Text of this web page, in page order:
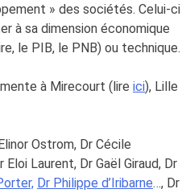
» des sociétés. Celui-ci
à sa dimension économique
le PIB, le PNB) ou technique.
à Mirecourt (lire ici), Lille
Ostrom, Dr Cécile
Laurent, Dr Gaël Giraud, Dr
Dr Philippe d’Iribarne…, Dr